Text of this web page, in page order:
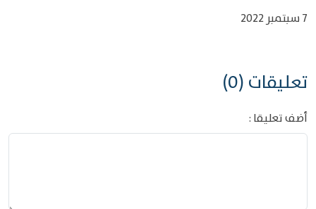
7 سبتمبر 2022
تعليقات (0)
أضف تعليقا :